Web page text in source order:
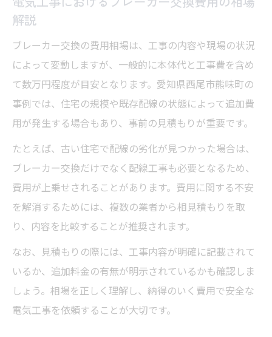
解説
ブレーカー交換の費用相場は、工事の内容や現場の状況
によって変動しますが、一般的に本体代と工事費を含め
て数万円程度が目安となります。愛知県西尾市熊味町の
事例では、住宅の規模や既存配線の状態によって追加費
用が発生する場合もあり、事前の見積もりが重要です。
たとえば、古い住宅で配線の劣化が見つかった場合は、
ブレーカー交換だけでなく配線工事も必要となるため、
費用が上乗せされることがあります。費用に関する不安
を解消するためには、複数の業者から相見積もりを取
り、内容を比較することが推奨されます。
なお、見積もりの際には、工事内容が明確に記載されて
いるか、追加料金の有無が明示されているかも確認しま
しょう。相場を正しく理解し、納得のいく費用で安全な
電気工事を依頼することが大切です。